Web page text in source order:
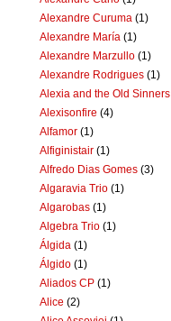
Alexandre Curuma (1)
Alexandre María (1)
Alexandre Marzullo (1)
Alexandre Rodrigues (1)
Alexia and the Old Sinners
Alexisonfire (4)
Alfamor (1)
Alfiginistair (1)
Alfredo Dias Gomes (3)
Algaravia Trio (1)
Algarobas (1)
Algebra Trio (1)
Álgida (1)
Álgido (1)
Aliados CP (1)
Alice (2)